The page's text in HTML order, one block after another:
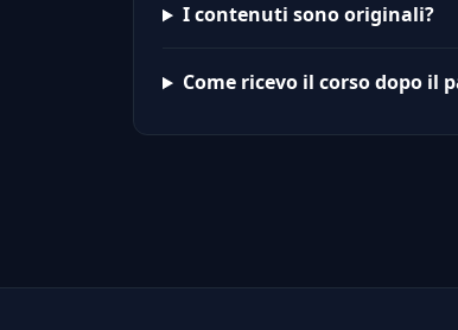
I contenuti sono originali?
Come ricevo il corso dopo il